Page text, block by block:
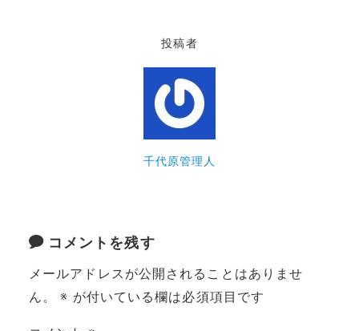
投稿者
千代原管理人
コメントを残す
メールアドレスが公開されることはありませ
ん。
※ が付いている欄は必須項目です